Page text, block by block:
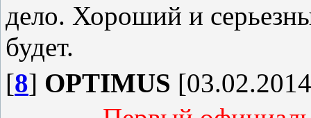
дело. Хороший и
будет.
[8] OPTIMUS